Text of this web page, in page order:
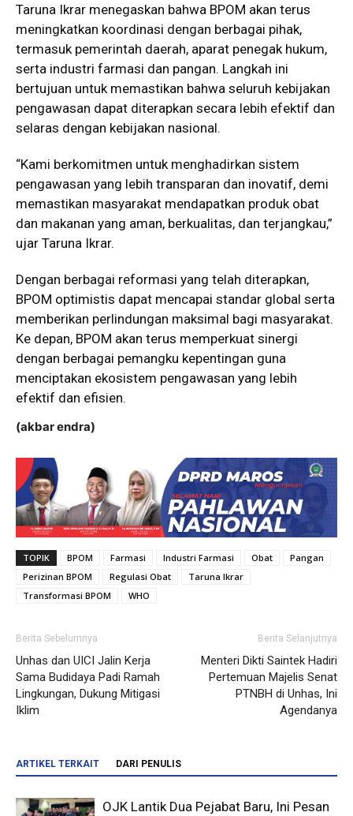
Taruna Ikrar menegaskan bahwa BPOM akan terus
meningkatkan koordinasi dengan berbagai pihak,
termasuk pemerintah daerah, aparat penegak hukum,
serta industri farmasi dan pangan. Langkah ini
bertujuan untuk memastikan bahwa seluruh kebijakan
pengawasan dapat diterapkan secara lebih efektif dan
selaras dengan kebijakan nasional.
“Kami berkomitmen untuk menghadirkan sistem
pengawasan yang lebih transparan dan inovatif, demi
memastikan masyarakat mendapatkan produk obat
dan makanan yang aman, berkualitas, dan terjangkau,”
ujar Taruna Ikrar.
Dengan berbagai reformasi yang telah diterapkan,
BPOM optimistis dapat mencapai standar global serta
memberikan perlindungan maksimal bagi masyarakat.
Ke depan, BPOM akan terus memperkuat sinergi
dengan berbagai pemangku kepentingan guna
menciptakan ekosistem pengawasan yang lebih
efektif dan efisien.
(akbar endra)
TOPIK BPOM Farmasi Industri Farmasi Obat
Pangan
Perizinan BPOM
Regulasi Obat
Taruna Ikrar
Transformasi BPOM
WHO
Berita Sebelumnya
Unhas dan UICI Jalin Kerja
Sama Budidaya Padi Ramah
Lingkungan, Dukung Mitigasi
Iklim
Berita Selanjutnya
Menteri Dikti Saintek Hadiri
Pertemuan Majelis Senat
PTNBH di Unhas, Ini
Agendanya
ARTIKEL TERKAIT DARI PENULIS
OJK Lantik Dua Pejabat Baru, Ini Pesan